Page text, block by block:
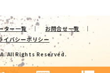
ター一覧
お問合せ一覧
イバシーポリシー
All Rights Reserved.